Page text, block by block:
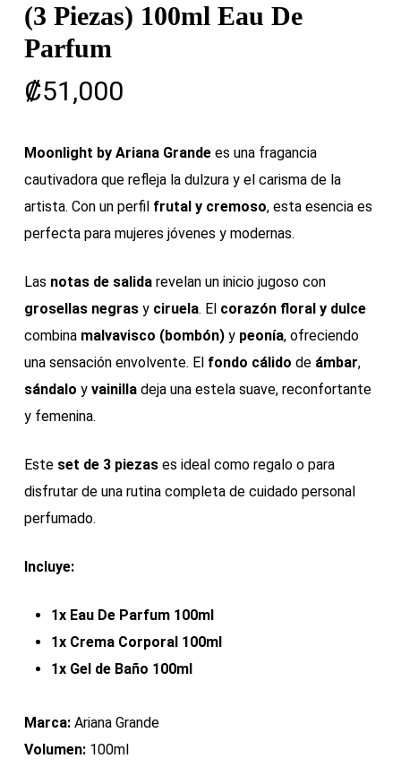
(3 Piezas) 100ml Eau De
Parfum
₡51,000
Moonlight by Ariana Grandees una fragancia
cautivadora que refleja la dulzura y el carisma de la
artista. Con un perfil frutal y cremoso, esta esencia es
perfecta para mujeres jóvenes y modernas.
Las notas de salidarevelan un inicio jugoso con
grosellas negrasy ciruela. El corazón floral y dulce
combina malvavisco (bombón)y peonía, ofreciendo
una sensación envolvente. El fondo cálido de ámbar,
sándalo y vainilladeja una estela suave, reconfortante
y femenina.
Este set de 3 piezases ideal como regalo o para
disfrutar de una rutina completa de cuidado personal
perfumado.
Incluye:
1x Eau De Parfum 100ml
1x Crema Corporal 100ml
1x Gel de Baño 100ml
Marca:Ariana Grande
Volumen:100ml